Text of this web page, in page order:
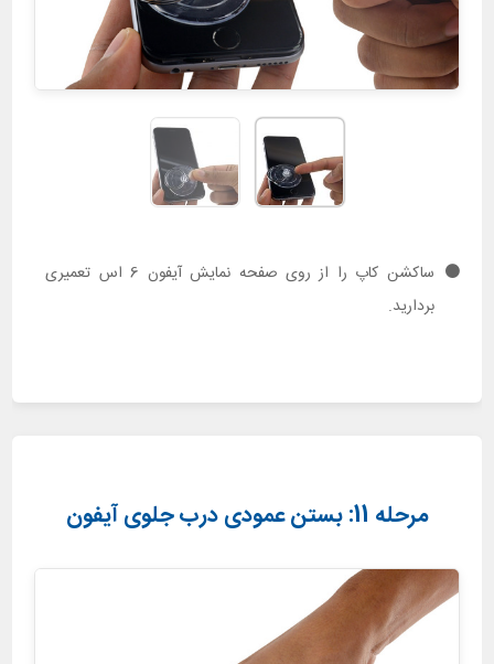
ساکشن کاپ را از روی صفحه نمایش آیفون 6 اس تعمیری
بردارید.
مرحله 11: بستن عمودی درب جلوی آیفون